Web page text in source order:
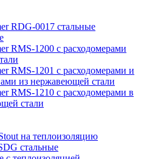
RDG-0017 стальные
RMS-1200 с расходомерами
RMS-1201 с расходомерами и
из нержавеющей стали
RMS-1210 с расходомерами в
стали
на теплоизоляцию
стальные